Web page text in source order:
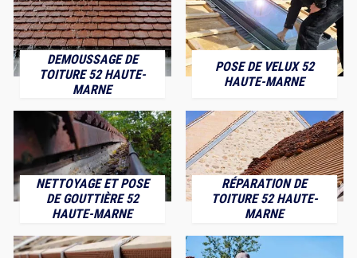
DEMOUSSAGE DE
TOITURE 52 HAUTE-
MARNE
POSE DE VELUX 52
HAUTE-MARNE
NETTOYAGE ET POSE
DE GOUTTIÈRE 52
HAUTE-MARNE
RÉPARATION DE
TOITURE 52 HAUTE-
MARNE